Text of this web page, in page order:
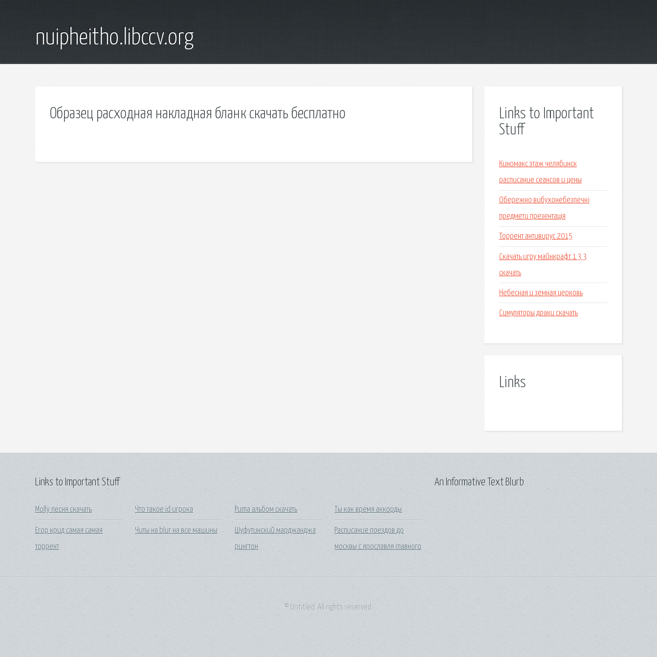
nuipheitho.libccv.org
Образец расходная накладная бланк скачать бесплатно
Links to Important
Stuff
Киномакс этаж челябинск
расписание сеансов и цены
Обережно вибухонебезпечні
предмети презентація
Торрент антивирус 2015
Скачать игру майнкрафт 1 3 3
скачать
Небесная и земная церковь
Симуляторы драки скачать
Links
Links to Important Stuff
Molly песня скачать
Егор крид самая самая
торрент
Что такое id игрока
Читы на blur на все машины
Puma альбом скачать
Шуфутинский марджанджа
рингтон
Ты как время аккорды
Расписание поездов до
москвы с ярославля главного
An Informative Text Blurb
© Untitled. All rights reserved.